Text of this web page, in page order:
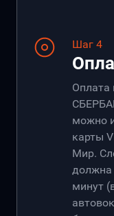
Шаг 4
Оплата
можно
карты
Мир.
должна
минут